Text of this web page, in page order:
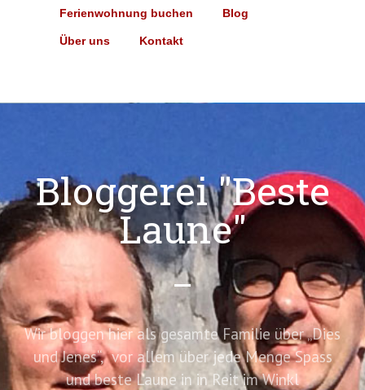
Ferienwohnung buchen Blog
Über uns Kontakt
Bloggerei "Beste
Laune"
Wir bloggen hier als gesamte Familie über „Dies
und Jenes“, vor allem über jede Menge Spass
und beste Laune in in Reit im Winkl